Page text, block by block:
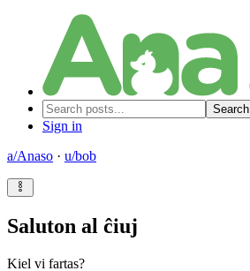
Search
Sign in
a/Anaso · u/bob
Saluton al ĉiuj
Kiel vi fartas?